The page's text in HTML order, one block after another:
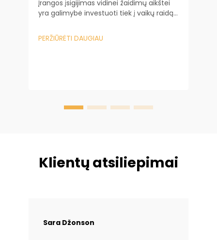
Įrangos įsigijimas vidinei žaidimų aikštei
yra galimybė investuoti tiek į vaikų raidą,
Remdamasis savo daugelio metų
patirtimi dirbdamas su Baiheplay vietos
PERŽIŪRĖTI DAUGIAU
Klientų atsiliepimai
Sara Džonson